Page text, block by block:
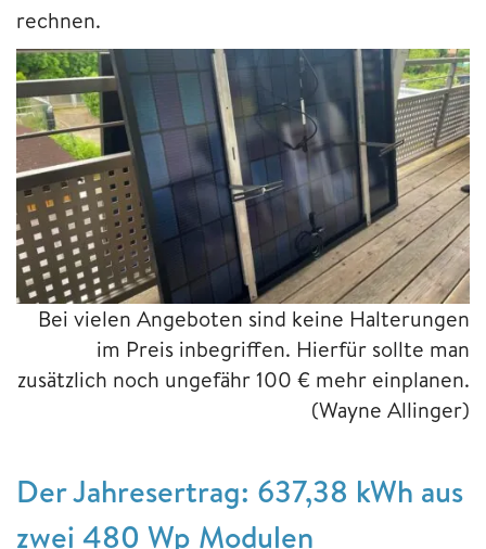
rechnen.
Bei vielen Angeboten sind keine Halterungen
im Preis inbegriffen. Hierfür sollte man
zusätzlich noch ungefähr 100 € mehr einplanen.
(Wayne Allinger)
Der Jahresertrag: 637,38 kWh aus
zwei 480 Wp Modulen